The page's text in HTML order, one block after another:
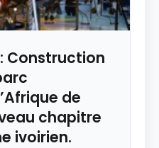
Construction
de
chapitre
ivoirien.